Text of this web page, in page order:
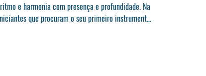
e harmonia com presença e profundidade. Na
que procuram o seu primeiro instrumento
capaz de se adaptar a diferentes estilos